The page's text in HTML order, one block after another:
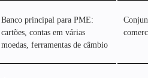
Banco principal para PME:
cartões, contas em várias
moedas, ferramentas de câmbio